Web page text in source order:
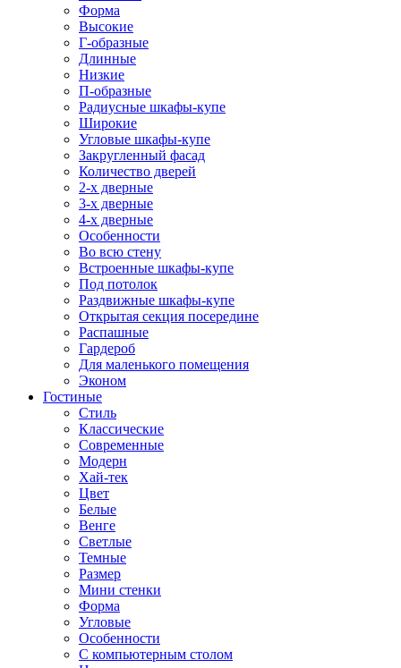
Форма
Высокие
Г-образные
Длинные
Низкие
П-образные
Радиусные шкафы-купе
Широкие
Угловые шкафы-купе
Закругленный фасад
Количество дверей
2-х дверные
3-х дверные
4-х дверные
Особенности
Во всю стену
Встроенные шкафы-купе
Под потолок
Раздвижные шкафы-купе
Открытая секция посередине
Распашные
Гардероб
Для маленького помещения
Эконом
Гостиные
Стиль
Классические
Современные
Модерн
Хай-тек
Цвет
Белые
Венге
Светлые
Темные
Размер
Мини стенки
Форма
Угловые
Особенности
С компьютерным столом